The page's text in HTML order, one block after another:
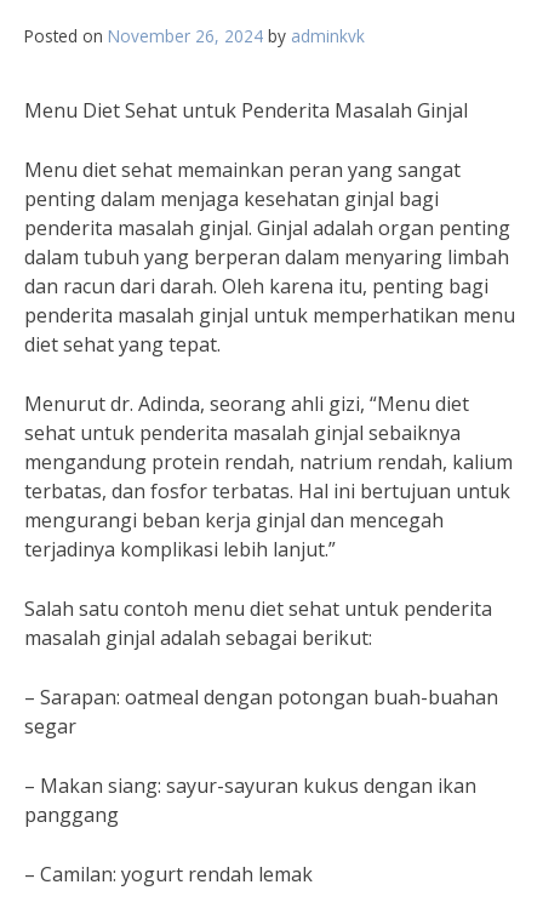
Posted on November 26, 2024 by adminkvk
Menu Diet Sehat untuk Penderita Masalah Ginjal
Menu diet sehat memainkan peran yang sangat
penting dalam menjaga kesehatan ginjal bagi
penderita masalah ginjal. Ginjal adalah organ penting
dalam tubuh yang berperan dalam menyaring limbah
dan racun dari darah. Oleh karena itu, penting bagi
penderita masalah ginjal untuk memperhatikan menu
diet sehat yang tepat.
Menurut dr. Adinda, seorang ahli gizi, “Menu diet
sehat untuk penderita masalah ginjal sebaiknya
mengandung protein rendah, natrium rendah, kalium
terbatas, dan fosfor terbatas. Hal ini bertujuan untuk
mengurangi beban kerja ginjal dan mencegah
terjadinya komplikasi lebih lanjut.”
Salah satu contoh menu diet sehat untuk penderita
masalah ginjal adalah sebagai berikut:
– Sarapan: oatmeal dengan potongan buah-buahan
segar
– Makan siang: sayur-sayuran kukus dengan ikan
panggang
– Camilan: yogurt rendah lemak